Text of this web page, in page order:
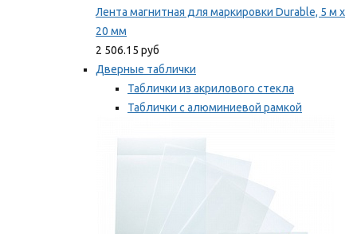
Лента магнитная для маркировки Durable, 5 м х
20 мм
2 506.15 руб
Дверные таблички
Таблички из акрилового стекла
Таблички с алюминиевой рамкой